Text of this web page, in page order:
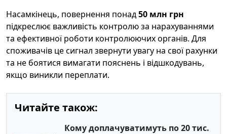
Насамкінець, повернення понад50 млн грн
підкреслює важливість контролю за нарахуваннями
та ефективної роботи контролюючих органів. Для
споживачів це сигнал звернути увагу на свої рахунки
та не боятися вимагати пояснень і відшкодувань,
якщо виникли переплати.
Читайте також:
Кому доплачуватимуть по 20 тис.